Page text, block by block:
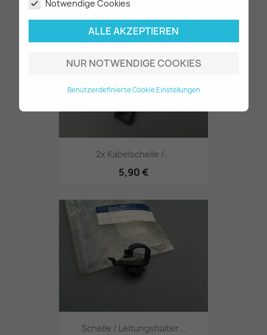
Notwendige Cookies
ALLE AKZEPTIEREN
NUR NOTWENDIGE COOKIES
Benutzerdefinierte Cookie Einstellungen
2x Kabelschelle /...
5,90 €
Schelle / Leitungshalter...